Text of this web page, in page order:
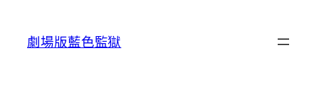
劇場版藍色監獄